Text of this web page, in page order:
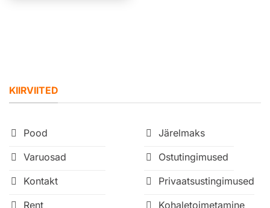
KIIRVIITED
Pood
Varuosad
Kontakt
Rent
Järelmaks
Ostutingimused
Privaatsustingimused
Kohaletoimetamine